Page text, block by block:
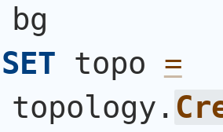
bg
SET topo =
topology.